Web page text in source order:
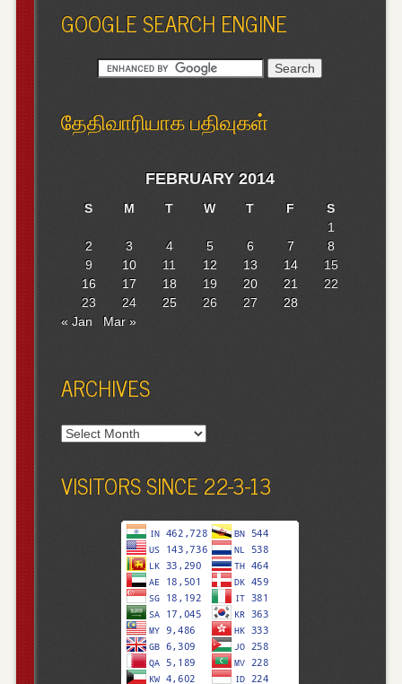
GOOGLE SEARCH ENGINE
தேதிவாரியாக பதிவுகள்
FEBRUARY 2014
S M T W T F
S
1
2
3 4 5 6 7
8
9
10 11 12 13 14
15
16
17 18 19 20 21
22
23
24 25 26 27
28
« Jan
Mar »
ARCHIVES
Archives
VISITORS SINCE 22-3-13